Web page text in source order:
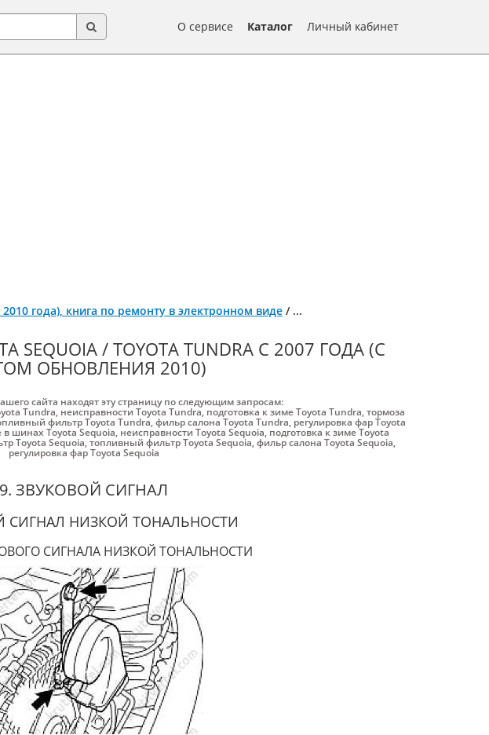
О сервисе Каталог Личный кабинет
года), книга по ремонту в электронном виде / ...
SEQUOIA / TOYOTA TUNDRA С 2007 ГОДА (С
ОБНОВЛЕНИЯ 2010)
сайта находят эту страницу по следующим запросам:
Tundra, неисправности Toyota Tundra, подготовка к зиме Toyota Tundra,тормоза
фильтр Toyota Tundra,фильр салона Toyota Tundra, регулировка фар Toyota
в шинах Toyota Sequoia, неисправности Toyota Sequoia, подготовка к зиме Toyota
Toyota Sequoia,топливный фильтр Toyota Sequoia,фильр салона Toyota Sequoia,
регулировка фар Toyota Sequoia
9. ЗВУКОВОЙ СИГНАЛ
СИГНАЛ НИЗКОЙ ТОНАЛЬНОСТИ
СИГНАЛА НИЗКОЙ ТОНАЛЬНОСТИ